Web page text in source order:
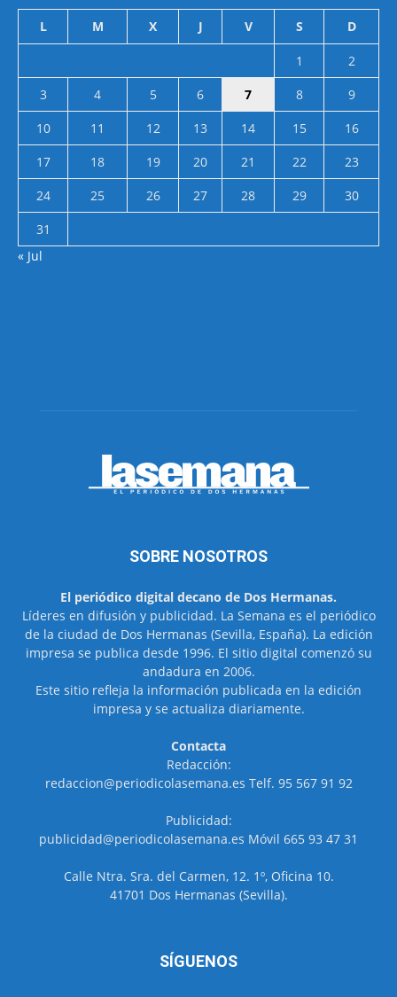
L M X J V S D
1
2
3
4 5 6 7 8
9
10
11 12 13 14 15
16
17
18 19 20 21 22
23
24
25 26 27 28 29
30
31
« Jul
SOBRE NOSOTROS
El periódico digital decano de Dos Hermanas.
Líderes en difusión y publicidad. La Semana es el periódico
de la ciudad de Dos Hermanas (Sevilla, España). La edición
impresa se publica desde 1996. El sitio digital comenzó su
andadura en 2006.
Este sitio refleja la información publicada en la edición
impresa y se actualiza diariamente.
Contacta
Redacción:
redaccion@periodicolasemana.es Telf. 95 567 91 92
Publicidad:
publicidad@periodicolasemana.es Móvil 665 93 47 31
Calle Ntra. Sra. del Carmen, 12. 1º, Oficina 10.
41701 Dos Hermanas (Sevilla).
SÍGUENOS